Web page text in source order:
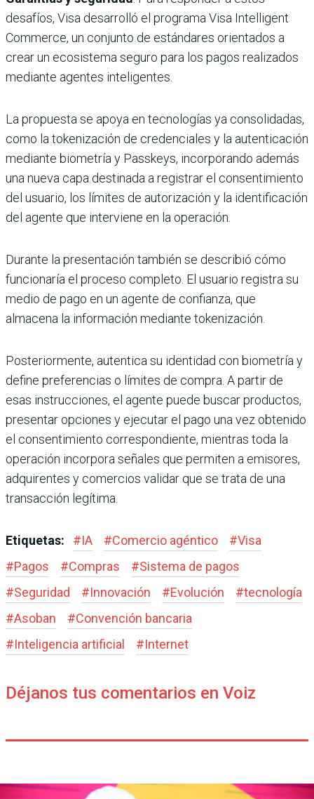
desafíos, Visa desarrolló el programa Visa Intelligent
Commerce, un conjunto de estándares orientados a
crear un ecosistema seguro para los pagos realizados
mediante agentes inteligentes.
La propuesta se apoya en tecnologías ya consolidadas,
como la tokenización de credenciales y la autenticación
mediante biometría y Passkeys, incorporando además
una nueva capa destinada a registrar el consentimiento
del usuario, los límites de autorización y la identificación
del agente que interviene en la operación.
Durante la presentación también se describió cómo
funcionaría el proceso completo. El usuario registra su
medio de pago en un agente de confianza, que
almacena la información mediante tokenización.
Posteriormente, autentica su identidad con biometría y
define preferencias o límites de compra. A partir de
esas instrucciones, el agente puede buscar productos,
presentar opciones y ejecutar el pago una vez obtenido
el consentimiento correspondiente, mientras toda la
operación incorpora señales que permiten a emisores,
adquirentes y comercios validar que se trata de una
transacción legítima.
Etiquetas: #IA #Comercio agéntico #Visa
#Pagos #Compras #Sistema de pagos
#Seguridad #Innovación #Evolución #tecnología
#Asoban #Convención bancaria
#Inteligencia artificial #Internet
Déjanos tus comentarios en Voiz